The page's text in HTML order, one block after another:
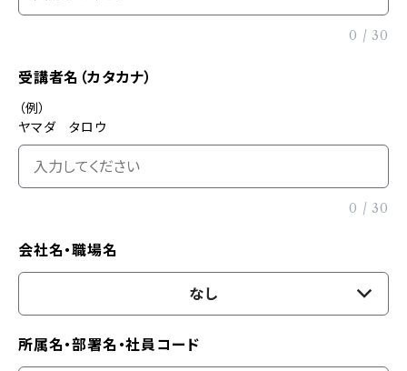
0 / 30
受講者名（カタカナ）
（例）
ヤマダ タロウ
0 / 30
会社名・職場名
なし
所属名・部署名・社員コード